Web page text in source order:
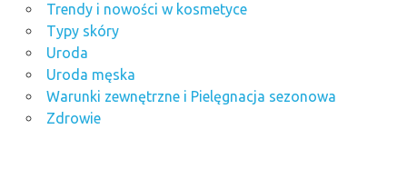
Trendy i nowości w kosmetyce
Typy skóry
Uroda
Uroda męska
Warunki zewnętrzne i Pielęgnacja sezonowa
Zdrowie